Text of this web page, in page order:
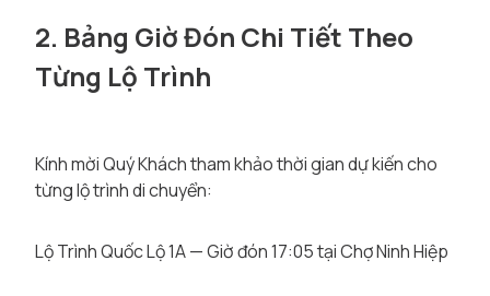
2. Bảng Giờ Đón Chi Tiết Theo
Từng Lộ Trình
Kính mời Quý Khách tham khảo thời gian dự kiến cho
từng lộ trình di chuyển:
Lộ Trình Quốc Lộ 1A — Giờ đón 17:05 tại Chợ Ninh Hiệp